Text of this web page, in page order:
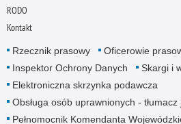
RODO
Kontakt
Rzecznik prasowy
Oficerowie
Inspektor Ochrony Danych
Skargi i
Elektroniczna skrzynka podawcza
Obsługa osób uprawnionych -
Pełnomocnik Komendanta